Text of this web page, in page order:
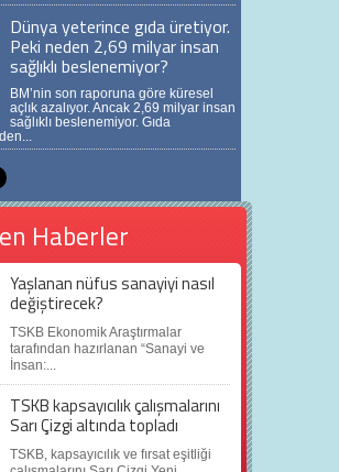
Dünya yeterince gıda üretiyor.
Peki neden 2,69 milyar insan
sağlıklı beslenemiyor?
BM’nin son raporuna göre küresel
açlık azalıyor. Ancak 2,69 milyar insan
sağlıklı beslenemiyor. Gıda
Haberler
Yaşlanan nüfus sanayiyi nasıl
değiştirecek?
TSKB Ekonomik Araştırmalar
tarafından hazırlanan “Sanayi ve
İnsan:...
TSKB kapsayıcılık çalışmalarını
Sarı Çizgi altında topladı
TSKB, kapsayıcılık ve fırsat eşitliği